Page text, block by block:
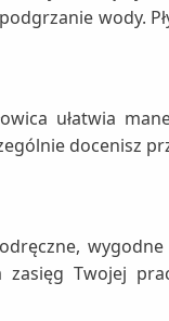
wody.
ułatwia
docenisz
Twojej